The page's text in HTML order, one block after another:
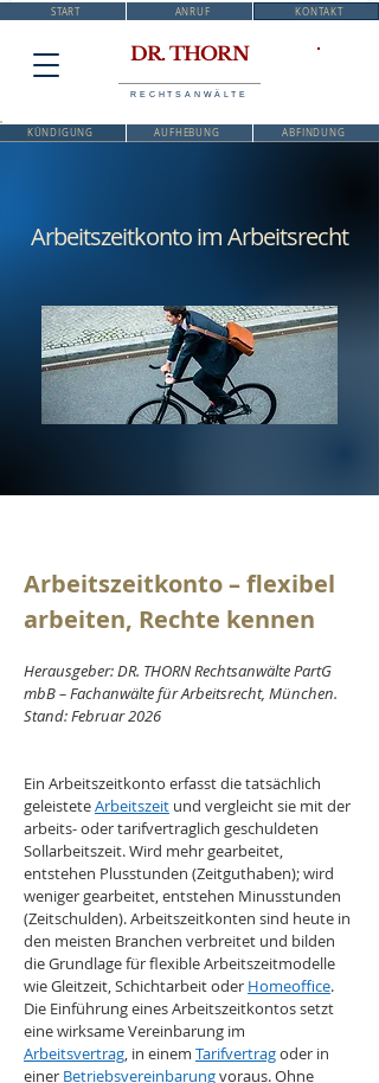
START ANRUF KONTAKT
DR. THORN
RECHTSANWÄLTE
KÜNDIGUNG AUFHEBUNG ABFINDUNG
Arbeitszeitkonto im Arbeitsrecht
Arbeitszeitkonto – flexibel
arbeiten, Rechte kennen
Herausgeber: DR. THORN Rechtsanwälte PartG
mbB – Fachanwälte für Arbeitsrecht, München.
Stand: Februar 2026
Ein Arbeitszeitkonto erfasst die tatsächlich
geleistete Arbeitszeit und vergleicht sie mit der
arbeits- oder tarifvertraglich geschuldeten
Sollarbeitszeit. Wird mehr gearbeitet,
entstehen Plusstunden (Zeitguthaben); wird
weniger gearbeitet, entstehen Minusstunden
(Zeitschulden). Arbeitszeitkonten sind heute in
den meisten Branchen verbreitet und bilden
die Grundlage für flexible Arbeitszeitmodelle
wie Gleitzeit, Schichtarbeit oder Homeoffice.
Die Einführung eines Arbeitszeitkontos setzt
eine wirksame Vereinbarung im
Arbeitsvertrag, in einem Tarifvertrag oder in
einer Betriebsvereinbarung voraus. Ohne